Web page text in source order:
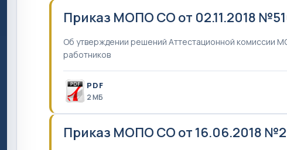
Приказ МОПО СО от 02.11.2018
Об утверждении решений Аттестационной комиссии
работников
PDF
2 MБ
Приказ МОПО СО от 16.06.2018